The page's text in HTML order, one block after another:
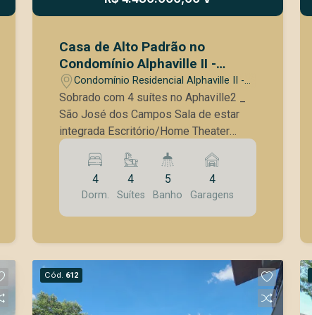
Casa de Alto Padrão no
Condomínio Alphaville II -
Arquitetura moderna,
sofisticação e vista
permanente
Condomínio Residencial Alphaville II -
São José dos Campos/SP
Sobrado com 4 suítes no Aphaville2 _
São José dos Campos Sala de estar
integrada Escritório/Home Theater
Lavabo Cozinha Gourmet Despensa
Banheiro de Lazer Piscina Lavanderia
Hobby Box Garagem para 2 carros
cobertos A casa será entregue com:
Paisagismo Boiler e placas solares
para piscina Iluminação Gabinetes e
armários dos quartos instalados
4
Dorm.
4
Suítes
5
Banho
4
Garagens
Cód. 612